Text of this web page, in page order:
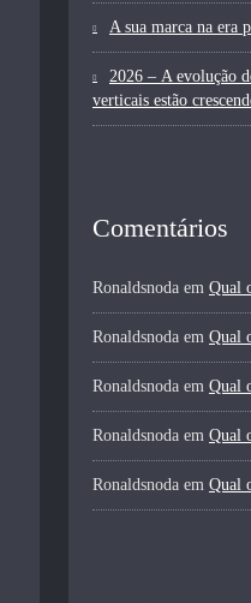
A sua marca na era
2026 – A evolução
verticais estão
Comentários
Ronaldsnoda em Qual
Ronaldsnoda em Qual
Ronaldsnoda em Qual
Ronaldsnoda em Qual
Ronaldsnoda em Qual